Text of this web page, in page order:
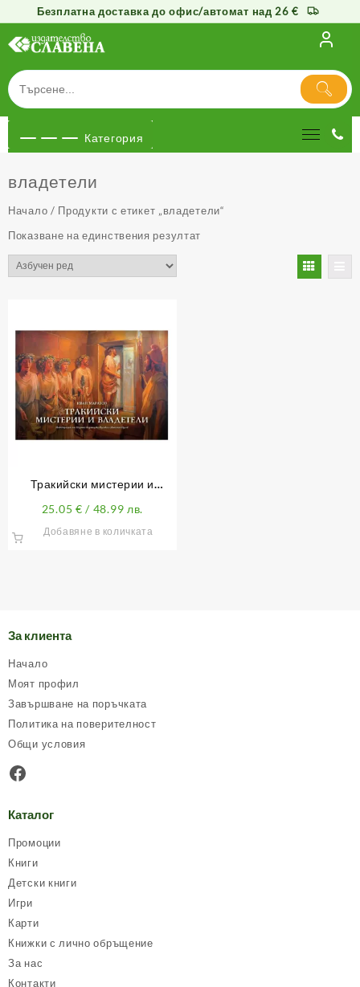
Безплатна доставка до офис/автомат над 26 €
съдържанието
Категория
владетели
Начало / Продукти с етикет „владетели“
Показване на единствения резултат
Тракийски мистерии и
25.05 € / 48.99 лв.
Добавяне в количката
За клиента
Начало
Моят профил
Завършване на поръчката
Политика на поверителност
Общи условия
Facebook
Каталог
Промоции
Книги
Детски книги
Игри
Карти
Книжки с лично обръщение
За нас
Контакти